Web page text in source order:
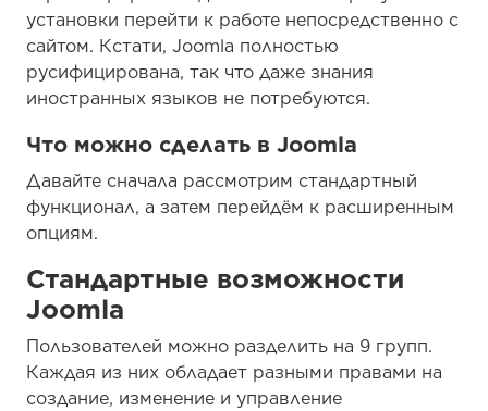
установки перейти к работе непосредственно с
сайтом. Кстати, Joomla полностью
русифицирована, так что даже знания
иностранных языков не потребуются.
Что можно сделать в Joomla
Давайте сначала рассмотрим стандартный
функционал, а затем перейдём к расширенным
опциям.
Стандартные возможности
Joomla
Пользователей можно разделить на 9 групп.
Каждая из них обладает разными правами на
создание, изменение и управление